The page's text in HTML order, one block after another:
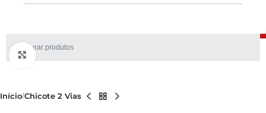
Início Chicote 2 Vias